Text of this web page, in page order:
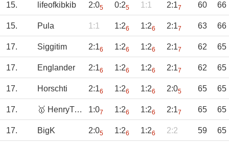
15. lifeofkibkib 2:05 0:25 1:1 2:17 60 66
15. Pula 1:1 1:26 1:26 2:17 63 66
17. Siggitim 2:16 1:26 1:26 2:17 62 65
17. Englander 2:16 1:26 1:26 2:17 62 65
17. Horschti 2:16 1:26 1:26 2:05 65 65
17. 🥇 HenryTippus 1:07 1:26 1:26 2:17 65 65
17. BigK 2:05 1:26 1:26 2:2 59 65